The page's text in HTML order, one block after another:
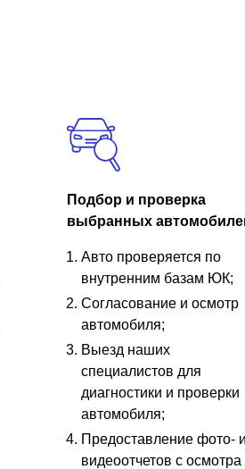
Подбор и проверка
выбранных
Авто проверяется по
внутренним базам ЮК;
Согласование и осмотр
автомобиля;
Выезд наших
специалистов для
диагностики и проверки
автомобиля;
Предоставление фото- и
видеоотчетов с осмотра